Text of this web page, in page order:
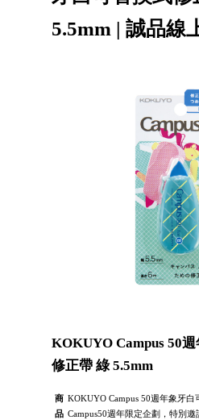
5.5mm | 誠品線
KOKUYO Campus 50
修正帶 綠 5.5mm
商
品
KOKUYO Campus 50週年象牙白
Campus50週年限定企劃，特別